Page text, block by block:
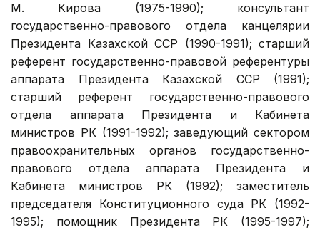
М. Кирова (1975-1990); консультант
государственно-правового отдела канцелярии
Президента Казахской ССР (1990-1991); старший
референт государственно-правовой референтуры
аппарата Президента Казахской ССР (1991);
старший референт государственно-правового
отдела аппарата Президента и Кабинета
министров РК (1991-1992); заведующий сектором
правоохранительных органов государственно-
правового отдела аппарата Президента и
Кабинета министров РК (1992); заместитель
председателя Конституционного суда РК (1992-
1995); помощник Президента РК (1995-1997);